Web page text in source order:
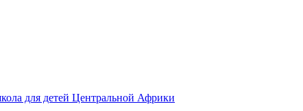
для детей Центральной Африки